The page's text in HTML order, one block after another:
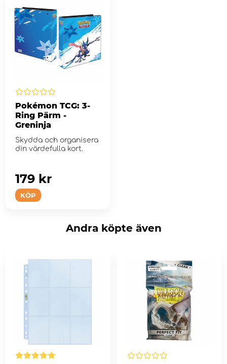
Pokémon TCG: 3-
Ring Pärm -
Greninja
Skydda och organisera
din värdefulla kort.
KÖP
179 kr
Andra köpte även